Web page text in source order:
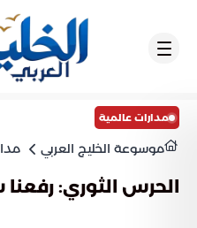
مدارات عالمية
موسوعة الخليج العربي
الحرس الثوري: رفعنا